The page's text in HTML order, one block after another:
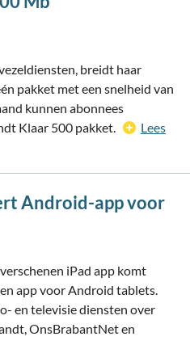
breidt haar
pakket met een snelheid van
kunnen abonnees
Klaar 500 pakket.
Lees
Android-app voor
iPad app komt
app voor Android tablets.
en televisie diensten over
OnsBrabantNet en